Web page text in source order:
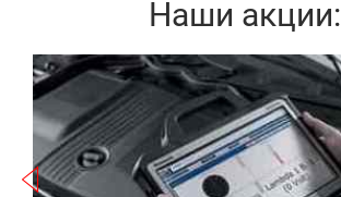
Наши акции:
Записаться